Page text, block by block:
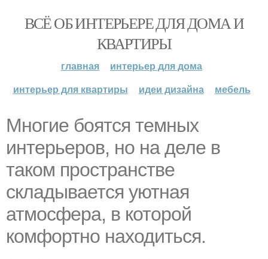
ВСЁ ОБ ИНТЕРЬЕРЕ ДЛЯ ДОМА И
КВАРТИРЫ
главная
интерьер для дома
интерьер для квартиры
идеи дизайна мебель
Многие боятся темных
интерьеров, но на деле в
таком пространстве
складывается уютная
атмосфера, в которой
комфортно находиться.